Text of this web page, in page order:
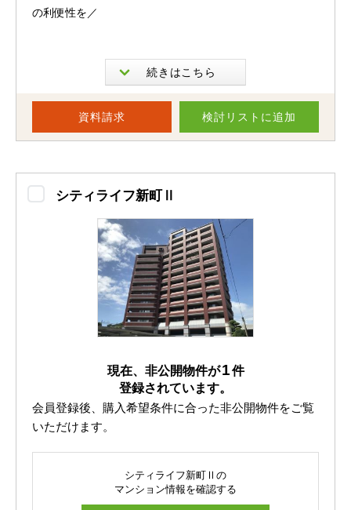
資料請求 検討リスト に追加
の利便性を／
長嶺中学校に程近い立地の『サンパーク長嶺南グラッセ』
四季折々の植栽と、シンボルツリーが住まう方を迎えるア
家だと集中できない！と思われている方も集中してお勉強
などに取り組めますね(^O^)／
無料Wi-Fiに接続も可能です☆彡嬉しいポイント。また、
建物は１１階建で所在階は３階となっております。
白を基調とした空間に、温もりのある木の質感がバランス
シティライフ新町Ⅱ
現在、非公開物件が1件
登録されています。
会員登録後、購入希望条件に合った非公開物件をご覧
いただけます。
シティライフ新町Ⅱの
マンション情報を確認する